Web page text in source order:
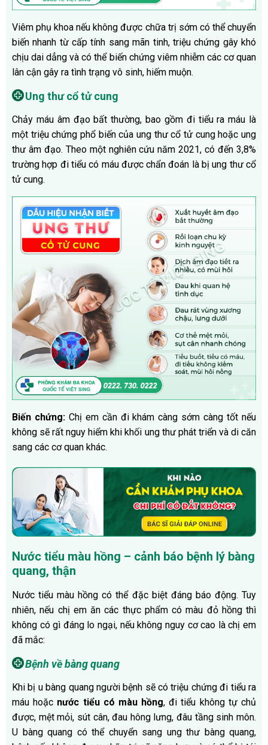
Viêm phụ khoa nếu không được chữa trị sớm có thể chuyển
biến nhanh từ cấp tính sang mãn tinh, triệu chứng gây khó
chịu dai dẳng và có thể biến chứng viêm nhiễm các cơ quan
lân cận gây ra tình trạng vô sinh, hiếm muộn.
Ung thư cổ tử cung
Chảy máu âm đạo bất thường, bao gồm đi tiểu ra máu là
một triệu chứng phổ biến của ung thư cổ tử cung hoặc ung
thư âm đạo. Theo một nghiên cứu năm 2021, có đến 3,8%
trường hợp đi tiểu có máu được chẩn đoán là bị ung thư cổ
tử cung.
Biến chứng:Chị em cần đi khám càng sớm càng tốt nếu
không sẽ rất nguy hiểm khi khối ung thư phát triển và di căn
sang các cơ quan khác.
Nước tiểu màu hồng – cảnh báo bệnh lý bàng
quang, thận
Nước tiểu màu hồng có thể đặc biệt đáng báo động. Tuy
nhiên, nếu chị em ăn các thực phẩm có màu đỏ hồng thì
không có gì đáng lo ngại, nếu không nguy cơ cao là chị em
đã mắc:
Bệnh về bàng quang
Khi bị u bàng quang người bệnh sẽ có triệu chứng đi tiểu ra
máu hoặc nước tiểu có màu hồng, đi tiểu không tự chủ
được, mệt mỏi, sút cân, đau hông lưng, đâu tầng sinh môn.
U bàng quang có thể chuyển sang ung thư bàng quang,